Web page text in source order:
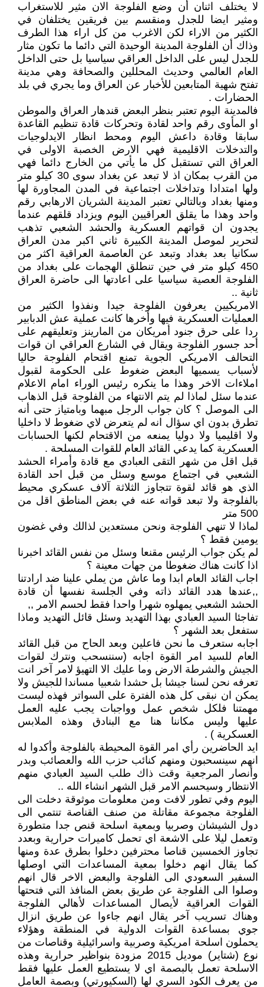
لا يختلف اثنان أن وضع الفلوجة الان مثير للاستغراب
ومثير ايضا للجدل ومنقسم بين فريقين يختلفان في
الكثير من الاراء لكن الاغرب من كل اراء هذا الطرف
وذاك أن الفلوجة المدينة الوحيدة التي دائما ما تكون مثار
للجدل ليس على الداخل العراقي سياسيا بل حتى الداخل
العام العالمي وحديث المحللين والصحافة وهي مدينة
تفتح شهية المتابعين للأخبار عن العراق وما يجري في بلد
الحضارات .
فالمدينة اليوم تعتبر بنظر البعض قندهار العراق والموطن
او المأوى رقم واحد لقادة وتحركات قادة تنظيم القاعدة
سابقا وقادة داعش اليوم ومحط انظار الايدلوجيات
والتدخلات الاقليمية فهي الارض الخصبة الاولى في
العراق التي تستقبل كل ما يأتي من الخارج دائما فهي
من القرب بمكان اذ لا تبعد عن بغداد سوى 30 كيلو متر
ولها امتدادا وتداخلات اجتماعية في المدن المجاورة لها
ومنها بغداد وبالتالي تعتبر المدينة الشريان الارهابي رقم
واحد وهذا ما يقلق العراقيين اليوم ويزداد قلقهم عندما
يجدون ان قواتهم العسكرية والحشد الشعبي تذهب
لتحرير لموصل المدينة الكبيرة ثاني اكبر مدن العراق
سكانيا بعد بغداد وتبعد عن العاصمة العراقية اكثر من
450 كيلو متر في حين تنطلق الهجمات على بغداد من
الفلوجة العصية سياسيا على اعادتها الى حاضرة العراق
ثانية ..
الامريكيين يعرفون الفلوجة جيدا ونفذوا الكثير من
العمليات العسكرية فيها وأخرها كانت عملية عش الدبابير
ردا على حرق جنود أمريكان من المارينز وتعليقهم على
أحد جسور الفلوجة ويقال في الشارع العراقي ان قوات
التحالف الامريكي الجوية تمنع اقتحام الفلوجة حاليا
لأسباب يسميها البعض ضغوط على الحكومة لقبول
املاءات الاخر وهذا ما ينكره رئيس الوراء امام الاعلام
عندما سئل لماذا لم يتم الانتهاء من الفلوجة قبل الذهاب
الى الموصل ؟ كان جواب الرجل مبهما وبامتياز حتى أنه
تطرق بدون اي سؤال انه لم يتعرض لاي ضغوط لا داخليا
ولا اقليميا ولا دوليا يمنعه من الاقتحام لكنها الحسابات
العسكرية كما يدعي القائد العام للقوات المسلحة .
قبل اقل من شهر التقى العبادي مع قادة وأمراء الحشد
الشعبي في اجتماع موسع وسئل من قبل احد القادة
الذي هو قائد لقوة تتجاوز الثلاثة آلاف عسكري محيط
بالفلوجة ولا تبعد قواته عنه في بعض المناطق اقل من
500 متر
لماذا لا تنهي الفلوجة ونحن مستعدين لذالك وفي غضون
يومين فقط ؟
لم يكن جواب الرئيس مقنعا وسئل من نفس القائد اخبرنا
اذا كانت هناك ضغوطا من جهات معينة ؟
اجاب القائد العام ابدا وما عاش من يملي علينا ضد ارادتنا
,,عندها هدد القائد ذاته وفي الجلسة نفسها أن قادة
الحشد الشعبي يمهلوه شهرا واحدا فقط لحسم الامر ,,
تفاجئا السيد العبادي بهذا التهديد وسئل قائل التهديد وماذا
ستفعل بعد الشهر ؟
اجابه ستعرف ما نحن فاعلين وبعد الحاح من قبل القائد
العام للسيد امر القوة اجابه (سننسحب ونترك لقوات
الجيش والشرطة الارض وما عليك الا التهيؤ لامر آخر انت
تعرفه نحن لسنا جيشا بل حشدا شعبيا مساندا للجيش ولا
يمكن ان نبقى كل هذه الفترة على السواتر فهذه ليست
مهمتنا فلكل شخص عمل وواجبات يجب عليه العمل
عليها وليس مكاننا هنا مع البنادق وهذه الملابس
العسكرية ) .
ايد الحاضرين رأي امر القوة المحيطة بالفلوجة وأكدوا له
انهم سينسحبون ومنهم كنائب حزب الله والعصائب وبدر
وأنصار المرجعية وقت ذاك طلب السيد العبادي منهم
الانتظار وسيحسم الامر قبل الشهر انشاء الله ..
اليوم وفي تطور لافت ومن معلومات موثوقة دخلت الى
الفلوجة مجموعة مقاتلة من صنف القناصة تنتمي الى
دول الشيشان وصربيا وبمعية اسلحة قنص جدا متطورة
وتعمل ليلا على الاشعة اي تحمل كاميرات حرارية وبعدد
تجاوز الخمسين قناصا محترفين دخلوا بطرق عدة ومنها
كما يقال انهم دخلوا بمعية المساعدات التي اوصلها
السفير السعودي الى الفلوجة والبعض الاخر قال انهم
وصلوا الى الفلوجة عن طريق بعض المنافذ التي فتحتها
القوات العراقية لأيصال المساعدات لأهالي الفلوجة
وهناك تسريب آخر يقال انهم جاءوا عن طريق انزال
جوي بمساعدة القوات الدولية في المنطقة وهؤلاء
يحملون اسلحة امريكية وصربية واسرائيلية وقناصات من
نوع (شتاير) موديل 2015 مزودة بنواظير حرارية وهذه
الاسلحة تعمل بالبصمة اي لا يستطيع العمل عليها فقط
من يعرف الكود السري لها (السكيورتي) وبصمة العامل